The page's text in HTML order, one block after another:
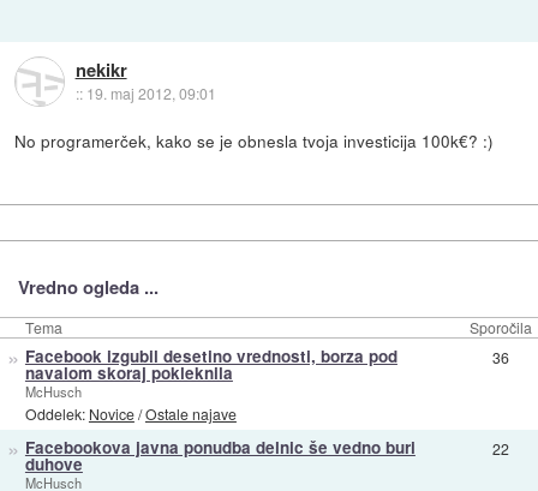
nekikr
:: 19. maj 2012, 09:01
No programerček, kako se je obnesla tvoja investicija 100k€? :)
Vredno ogleda ...
Tema Sporočila
» Facebook izgubil desetino vrednosti, borza pod
navalom skoraj pokleknila
McHusch
Oddelek: Novice/Ostale najave
36
» Facebookova javna ponudba delnic še vedno buri
duhove
McHusch
22